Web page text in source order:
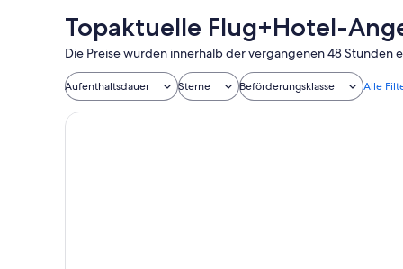
Topaktuelle Flug+Hotel-
Die Preise wurden innerhalb der vergangenen 48 Stunden
Aufenthaltsdauer Sterne Beförderungsklasse Alle
Aito Igloo & Spa Resort